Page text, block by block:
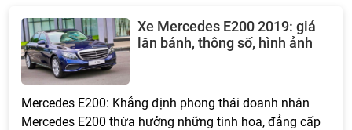
Xe Mercedes E200 2019: giá
lăn bánh, thông số, hình ảnh
Mercedes E200: Khẳng định phong thái doanh nhân
Mercedes E200 thừa hưởng những tinh hoa, đẳng cấp